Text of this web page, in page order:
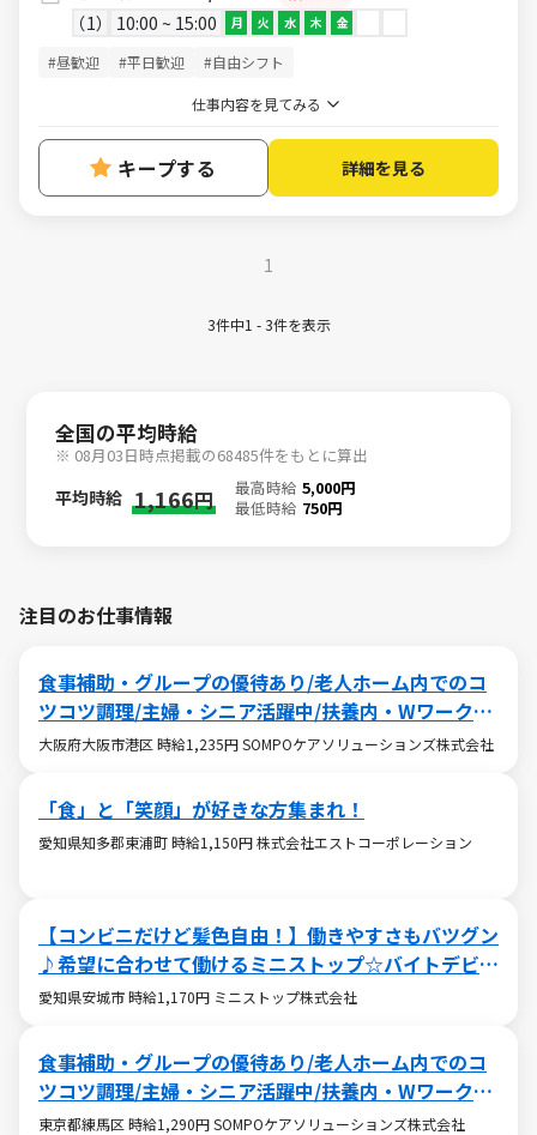
1
10:00 ~ 15:00 月 火 水 木 金
#昼歓迎 #平日歓迎 #自由シフト
仕事内容を見てみる
キープする 詳細を見る
1
3件中1 - 3件を表示
全国の平均時給
※ 08月03日時点掲載の68485件をもとに算出
平均時給 1,166円 最高時給 5,000円
最低時給 750円
注目のお仕事情報
食事補助・グループの優待あり/老人ホーム内でのコ
ツコツ調理/主婦・シニア活躍中/扶養内・Wワークも
OK
大阪府大阪市港区 時給1,235円 SOMPOケアソリューションズ株式会社
「食」と「笑顔」が好きな方集まれ！
愛知県知多郡東浦町 時給1,150円 株式会社エストコーポレーション
【コンビニだけど髪色自由！】働きやすさもバツグン
♪希望に合わせて働けるミニストップ☆バイトデビュ
ーも大歓迎です！☆
愛知県安城市 時給1,170円 ミニストップ株式会社
食事補助・グループの優待あり/老人ホーム内でのコ
ツコツ調理/主婦・シニア活躍中/扶養内・Wワークも
OK
東京都練馬区 時給1,290円 SOMPOケアソリューションズ株式会社